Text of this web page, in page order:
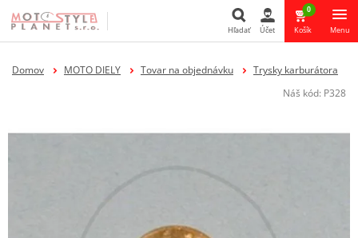
Hľadať
Hľadať Účet
0
Košík Menu
Domov MOTO DIELY Tovar na objednávku
Trysky karburátora
Náš kód: P328